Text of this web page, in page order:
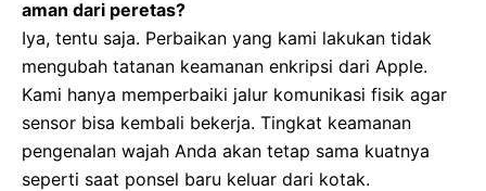
aman dari peretas?
Iya, tentu saja. Perbaikan yang kami lakukan tidak
mengubah tatanan keamanan enkripsi dari Apple.
Kami hanya memperbaiki jalur komunikasi fisik agar
sensor bisa kembali bekerja. Tingkat keamanan
pengenalan wajah Anda akan tetap sama kuatnya
seperti saat ponsel baru keluar dari kotak.